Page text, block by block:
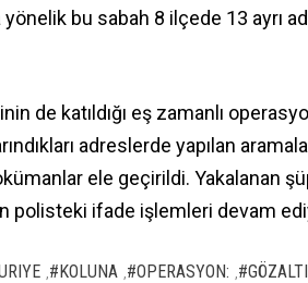
bu sabah 8 ilçede 13 ayrı
de katıldığı eş zamanlı
adreslerde yapılan
ele geçirildi. Yakalanan
polisteki ifade işlemleri devam
#KOLUNA #OPERASYON: #GÖZALTI